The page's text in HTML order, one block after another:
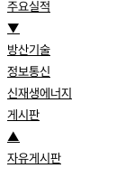
주요실적
▼
방산기술
정보통신
신재생에너지
게시판
▲
자유게시판